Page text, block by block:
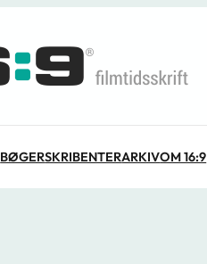
BØGERSKRIBENTERARKIVOM 16:9